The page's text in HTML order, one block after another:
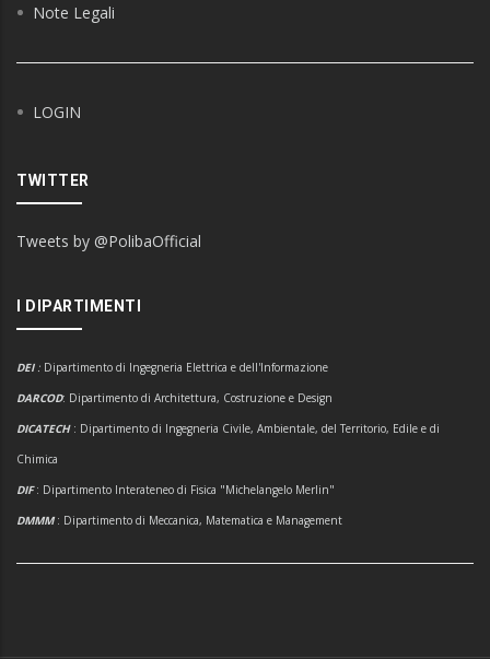
Note Legali
LOGIN
TWITTER
Tweets by @PolibaOfficial
I DIPARTIMENTI
DEI : Dipartimento di Ingegneria Elettrica e dell'Informazione
DARCOD: Dipartimento di Architettura, Costruzione e Design
DICATECH : Dipartimento di Ingegneria Civile, Ambientale, del Territorio, Edile e di
Chimica
DIF: Dipartimento Interateneo di Fisica "Michelangelo Merlin"
DMMM: Dipartimento di Meccanica, Matematica e Management